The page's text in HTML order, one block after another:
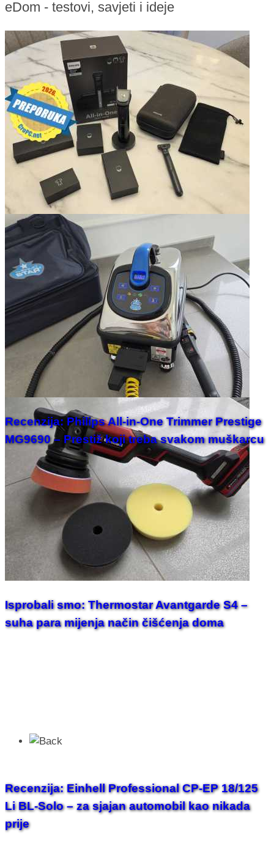
eDom - testovi, savjeti i ideje
Recenzija: Philips All-in-One Trimmer Prestige
MG9690 – Prestiž koji treba svakom muškarcu
Isprobali smo: Thermostar Avantgarde S4 –
suha para mijenja način čišćenja doma
Recenzija: Einhell Professional CP-EP 18/125
Li BL-Solo – za sjajan automobil kao nikada
prije